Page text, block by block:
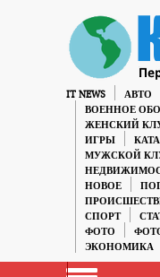
IT NEWS АВТО
ВОЕННОЕ
ЖЕНСКИЙ
ИГРЫ
МУЖСКОЙ
НОВОЕ
СПОРТ
ФОТО
ЭКОНОМИКА